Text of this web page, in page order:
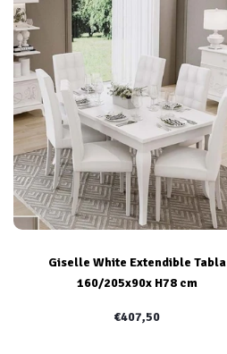
Giselle White Extendible Tabla
160/205x90x H78 cm
€407,50